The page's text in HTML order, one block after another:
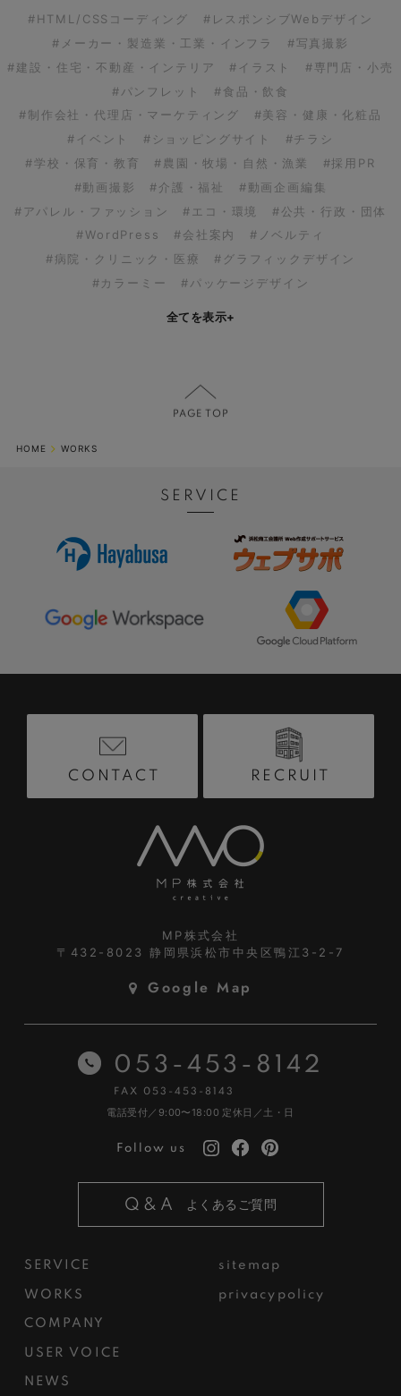
#HTML/CSSコーディング
#レスポンシブWebデザイン
#メーカー・製造業・工業・インフラ
#写真撮影
#建設・住宅・不動産・インテリア
#イラスト
#専門店・小売
#パンフレット
#食品・飲食
#制作会社・代理店・マーケティング
#美容・健康・化粧品
#イベント
#ショッピングサイト
#チラシ
#学校・保育・教育
#農園・牧場・自然・漁業
#採用PR
#動画撮影
#介護・福祉
#動画企画編集
#アパレル・ファッション
#エコ・環境
#公共・行政・団体
#WordPress
#会社案内
#ノベルティ
#病院・クリニック・医療
#グラフィックデザイン
#カラーミー
#パッケージデザイン
全てを表示+
HOME WORKS
SERVICE
CONTACT RECRUIT
MP株式会社
〒432-8023静岡県浜松市中央区鴨江3-2-7
Google Map
SERVICE
WORKS
COMPANY
USER VOICE
NEWS
sitemap
privacypolicy
053-453-8142
FAX 053-453-8143
電話受付／9:00〜18:00 定休日／土・日
Follow us
Q&A よくあるご質問